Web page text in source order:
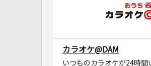
カラオケ@DAM
いつものカラオケが24時間